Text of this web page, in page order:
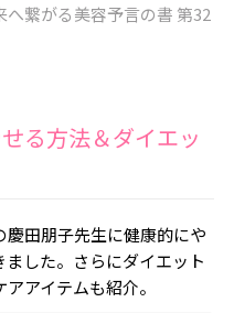
繋がる美容予言の書 第32
る方法＆ダイエッ
田朋子先生に健康的にや
した。さらにダイエット
アイテムも紹介。